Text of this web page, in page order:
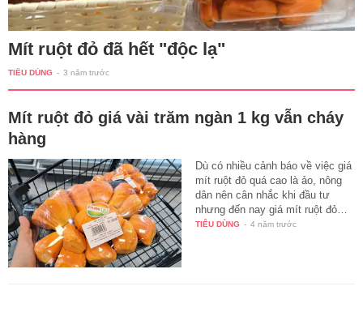
Mít ruột đỏ đã hết "độc lạ"
TIÊU DÙNG - 3 năm trước
Mít ruột đỏ giá vài trăm ngàn 1 kg vẫn cháy
hàng
Dù có nhiều cảnh báo về việc giá
mít ruột đỏ quá cao là ảo, nông
dân nên cân nhắc khi đầu tư
nhưng đến nay giá mít ruột đỏ…
TIÊU DÙNG - 4 năm trước